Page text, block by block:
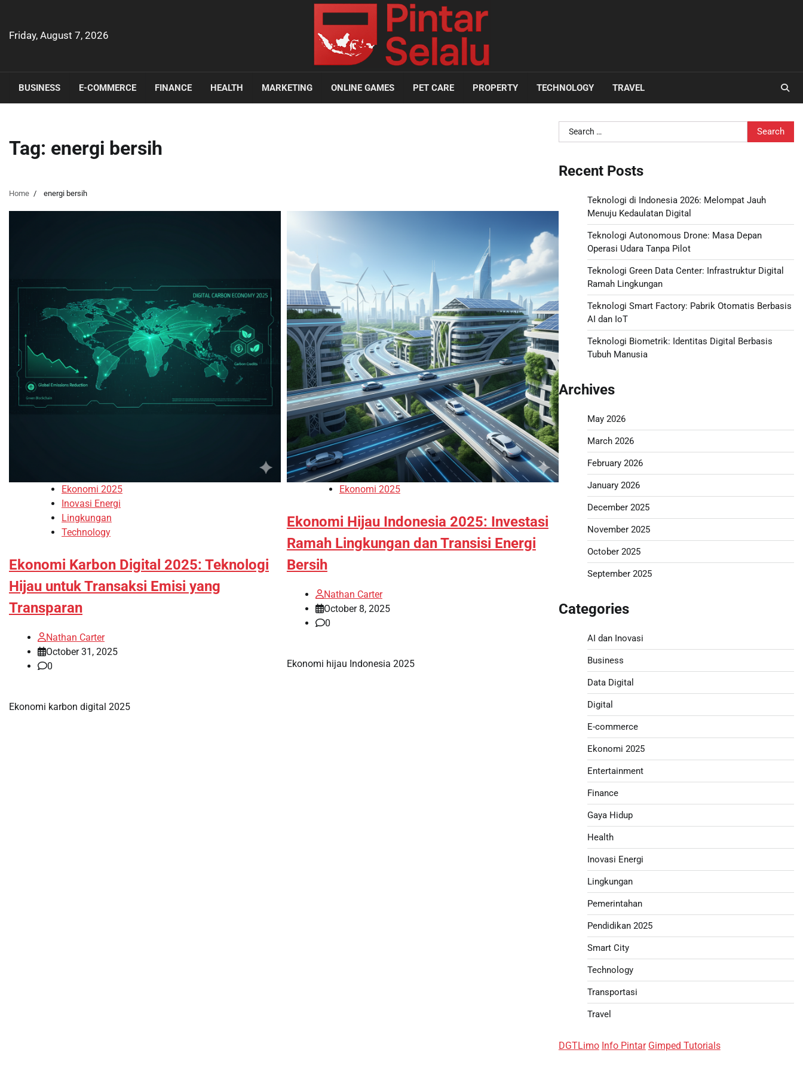
content
Friday, August 7, 2026
BUSINESS E-COMMERCE FINANCE HEALTH MARKETING ONLINE GAMES PET CARE PROPERTY TECHNOLOGY TRAVEL
Tag: energi bersih
Home energi bersih
Ekonomi 2025
Inovasi Energi
Lingkungan
Technology
Ekonomi Karbon Digital 2025: Teknologi
Hijau untuk Transaksi Emisi yang
Transparan
Nathan Carter
October 31, 2025
0
Ekonomi karbon digital 2025
Ekonomi 2025
Ekonomi Hijau Indonesia 2025: Investasi
Ramah Lingkungan dan Transisi Energi
Bersih
Nathan Carter
October 8, 2025
0
Ekonomi hijau Indonesia 2025
Search
for:
Recent Posts
Teknologi di Indonesia 2026: Melompat Jauh
Menuju Kedaulatan Digital
Teknologi Autonomous Drone: Masa Depan
Operasi Udara Tanpa Pilot
Teknologi Green Data Center: Infrastruktur Digital
Ramah Lingkungan
Teknologi Smart Factory: Pabrik Otomatis Berbasis
AI dan IoT
Teknologi Biometrik: Identitas Digital Berbasis
Tubuh Manusia
Archives
May 2026
March 2026
February 2026
January 2026
December 2025
November 2025
October 2025
September 2025
Categories
AI dan Inovasi
Business
Data Digital
Digital
E-commerce
Ekonomi 2025
Entertainment
Finance
Gaya Hidup
Health
Inovasi Energi
Lingkungan
Pemerintahan
Pendidikan 2025
Smart City
Technology
Transportasi
Travel
DGTLimo Info Pintar Gimped Tutorials